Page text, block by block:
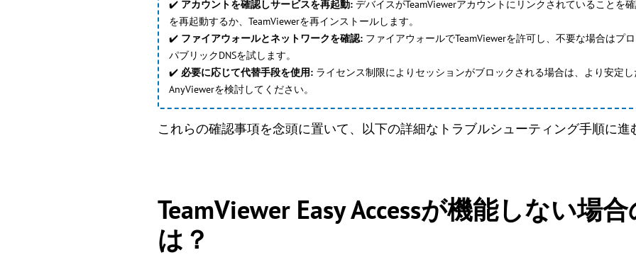
✔️ アカウントを確認しサービスを再起動: デバイスがTeamViewerアカウントにリンクされていることを
を再起動するか、TeamViewerを再インストールします。
✔️ ファイアウォールとネットワークを確認: ファイアウォールでTeamViewerを許可し、不要な場合はプ
パブリックDNSを試します。
✔️ 必要に応じて代替手段を使用: ライセンス制限によりセッションがブロックされる場合は、より安定
AnyViewerを検討してください。
これらの確認事項を念頭に置いて、以下の詳細なトラブルシューティング手順に進
TeamViewer Easy Accessが機能しない場
は？